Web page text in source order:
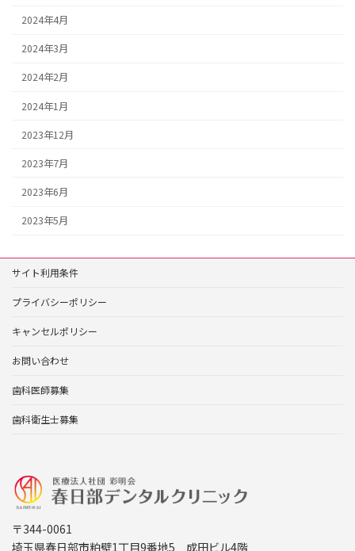
2024年4月
2024年3月
2024年2月
2024年1月
2023年12月
2023年7月
2023年6月
2023年5月
サイト利用条件
プライバシーポリシー
キャンセルポリシー
お問い合わせ
歯科医師募集
歯科衛生士募集
〒344-0061
埼玉県春日部市粕壁1丁目9番地5 成田ビル4階